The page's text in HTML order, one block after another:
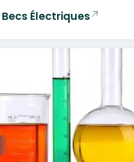
Becs Électriques